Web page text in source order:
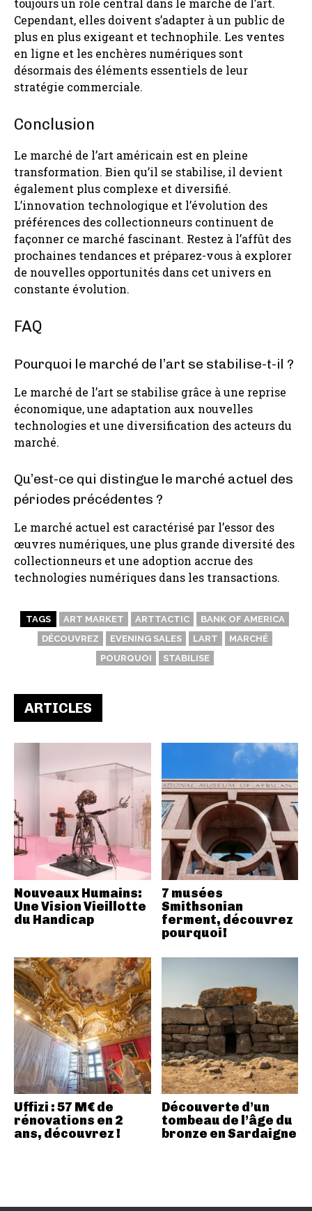
toujours un rôle central dans le marché de l’art.
Cependant, elles doivent s’adapter à un public de
plus en plus exigeant et technophile. Les ventes
en ligne et les enchères numériques sont
désormais des éléments essentiels de leur
stratégie commerciale.
Conclusion
Le marché de l’art américain est en pleine
transformation. Bien qu’il se stabilise, il devient
également plus complexe et diversifié.
L’innovation technologique et l’évolution des
préférences des collectionneurs continuent de
façonner ce marché fascinant. Restez à l’affût des
prochaines tendances et préparez-vous à explorer
de nouvelles opportunités dans cet univers en
constante évolution.
FAQ
Pourquoi le marché de l’art se stabilise-t-il ?
Le marché de l’art se stabilise grâce à une reprise
économique, une adaptation aux nouvelles
technologies et une diversification des acteurs du
marché.
Qu’est-ce qui distingue le marché actuel des
périodes précédentes ?
Le marché actuel est caractérisé par l’essor des
œuvres numériques, une plus grande diversité des
collectionneurs et une adoption accrue des
technologies numériques dans les transactions.
TAGS ART MARKET ARTTACTIC
BANK OF AMERICA
DÉCOUVREZ
EVENING SALES LART
MARCHÉ
POURQUOI
STABILISE
ARTICLES
Nouveaux Humains:
Une Vision Vieillotte
du Handicap
7 musées
Smithsonian
ferment, découvrez
pourquoi!
Uffizi : 57 M€ de
rénovations en 2
ans, découvrez !
Découverte d’un
tombeau de l’âge du
bronze en Sardaigne